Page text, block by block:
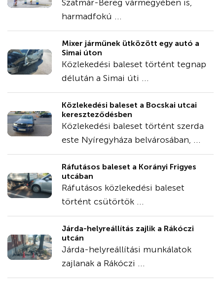
Szatmár-Bereg vármegyében is,
harmadfokú ...
Mixer járműnek ütközött egy autó a
Simai úton
Közlekedési baleset történt tegnap
délután a Simai úti ...
Közlekedési baleset a Bocskai utcai
kereszteződésben
Közlekedési baleset történt szerda
este Nyíregyháza belvárosában, ...
Ráfutásos baleset a Korányi Frigyes
utcában
Ráfutásos közlekedési baleset
történt csütörtök ...
Járda-helyreállítás zajlik a Rákóczi
utcán
Járda-helyreállítási munkálatok
zajlanak a Rákóczi ...